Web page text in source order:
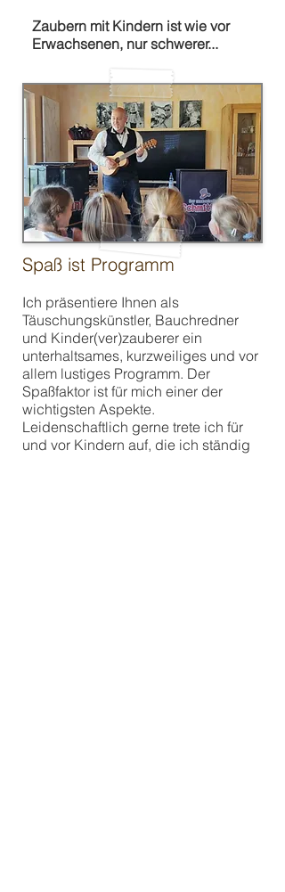
Zaubern mit Kindern ist wie vor
Erwachsenen, nur schwerer...
Spaß ist Programm
Ich präsentiere Ihnen als
Täuschungskünstler, Bauchredner
und Kinder(ver)zauberer ein
unterhaltsames, kurzweiliges und vor
allem lustiges Programm. Der
Spaßfaktor ist für mich einer der
wichtigsten Aspekte.
Leidenschaftlich gerne trete ich für
und vor Kindern auf, die ich ständig